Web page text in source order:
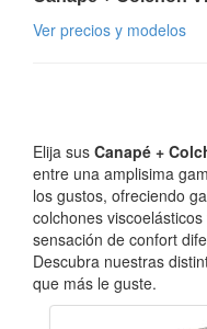
Ver precios y modelos
Elija sus Canapé +
entre una amplisima
los gustos, ofreciendo
colchones
sensación de confort
Descubra nuestras
que más le guste.